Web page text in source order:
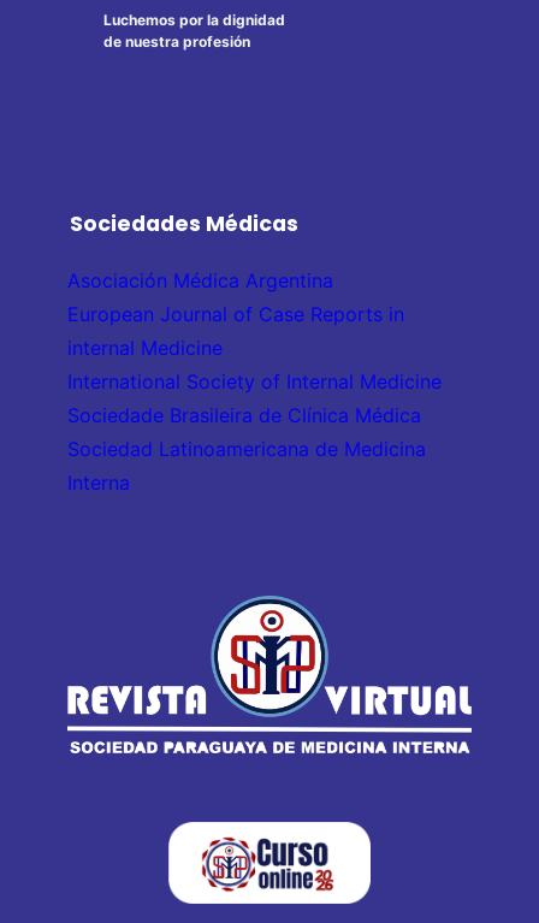
Luchemos por la dignidad
de nuestra profesión
Sociedades Médicas
Asociación Médica Argentina
European Journal of Case Reports in
internal Medicine
International Society of Internal Medicine
Sociedade Brasileira de Clínica Médica
Sociedad Latinoamericana de Medicina
Interna